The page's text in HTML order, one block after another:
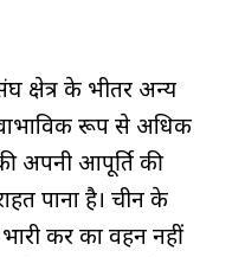
क्षेत्र के भीतर अन्य
रूप से अधिक
अपनी आपूर्ति की
पाना है। चीन के
कर का वहन नहीं